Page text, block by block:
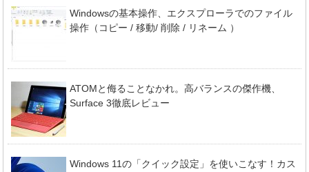
Windowsの基本操作、エクスプローラでのファイル
操作（コピー / 移動/ 削除 / リネーム ）
ATOMと侮ることなかれ。高バランスの傑作機、
Surface 3徹底レビュー
Windows 11の「クイック設定」を使いこなす！カス